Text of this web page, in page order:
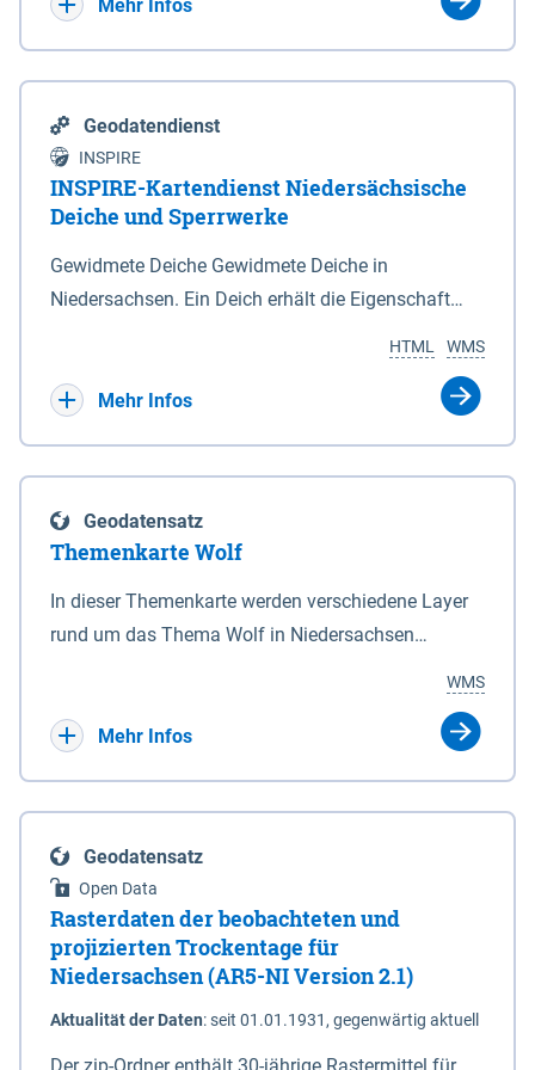
Mehr Infos
Geodatendienst
INSPIRE
INSPIRE-Kartendienst Niedersächsische
Deiche und Sperrwerke
Gewidmete Deiche Gewidmete Deiche in
Niedersachsen. Ein Deich erhält die Eigenschaft
Deichbehörde durch Verordnung ausspricht. Für
enthalten. Sperrwerke Sperrwerke sind Bauwerke
mit Sperrvorrichtungen in Tidegewässern, die dem
Schutz eines Gebietes vor erhöhten Tiden, vor allem
vor Sturmfluten, zu dienen bestimmt sind (§2 Abs.3
Eigenschaft eines Sperrwerkes durch Widmung, die
die Deichbehörde durch Verordnung ausspricht.
WMS
HTML
Mehr Infos
Geodatensatz
Themenkarte Wolf
In dieser Themenkarte werden verschiedene Layer
rund um das Thema Wolf in Niedersachsen
sowie Status der bestehenden Wolfsterritorien im
laufenden Monitoringjahr.
WMS
Mehr Infos
Geodatensatz
Open Data
Rasterdaten der beobachteten und
projizierten Trockentage für
Niedersachsen (AR5-NI Version 2.1)
Aktualität der Daten:seit 01.01.1931, gegenwärtig aktuell